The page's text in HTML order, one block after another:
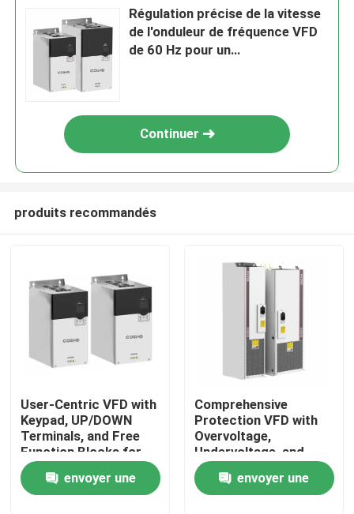
À la maison
Produits
Régulation précise de la vitesse
de l'onduleur de fréquence VFD
de 60 Hz pour un
Continuer
produits recommandés
User-Centric VFD with
Keypad, UP/DOWN
Terminals, and Free
Function Blocks for
Easy Operation and
Setup envoyer une
Comprehensive
Protection VFD with
Overvoltage,
Undervoltage, and
Phase Loss Safety
Featuresenvoyer une